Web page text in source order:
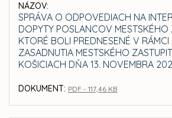
NÁZOV:
SPRÁVA O ODPOVEDIACH NA
DOPYTY POSLANCOV MESTSKÉHO
KTORÉ BOLI PREDNESENÉ V RÁMCI
ZASADNUTIA MESTSKÉHO
KOŠICIACH DŇA 13. NOVEMBRA
DOKUMENT: PDF - 117,46 KB